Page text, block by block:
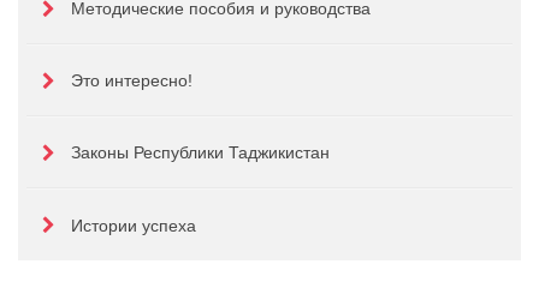
Методические пособия и руководства
Это интересно!
Законы Республики Таджикистан
Истории успеха